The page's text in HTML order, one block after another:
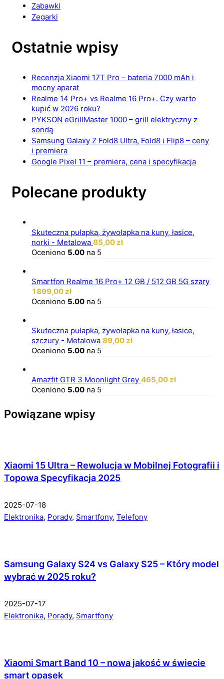
Zabawki
Zegarki
Ostatnie wpisy
Recenzja Xiaomi 17T Pro – bateria 7000 mAh i
mocny aparat
Realme 14 Pro+ vs Realme 16 Pro+. Czy warto
kupić w 2026 roku?
PYKSON eGrillMaster 1000 – grill elektryczny z
sondą
Samsung Galaxy Z Fold8 Ultra, Fold8 i Flip8 – ceny
i premiera
Google Pixel 11 – premiera, cena i specyfikacja
Polecane produkty
Skuteczna pułapka, żywołapka na kuny, łasice,
norki - Metalowa 85,00 zł
Oceniono 5.00 na 5
Smartfon Realme 16 Pro+ 12 GB / 512 GB 5G szary
1899,00 zł
Oceniono 5.00 na 5
Skuteczna pułapka, żywołapka na kuny, łasice,
szczury - Metalowa 89,00 zł
Oceniono 5.00 na 5
Amazfit GTR 3 Moonlight Grey 465,00 zł
Oceniono 5.00 na 5
Powiązane wpisy
Xiaomi 15 Ultra – Rewolucja w Mobilnej Fotografii i
Topowa Specyfikacja 2025
2025-07-18
Elektronika, Porady, Smartfony, Telefony
Samsung Galaxy S24 vs Galaxy S25 – Który model
wybrać w 2025 roku?
2025-07-17
Elektronika, Porady, Smartfony
Xiaomi Smart Band 10 – nowa jakość w świecie
smart opasek